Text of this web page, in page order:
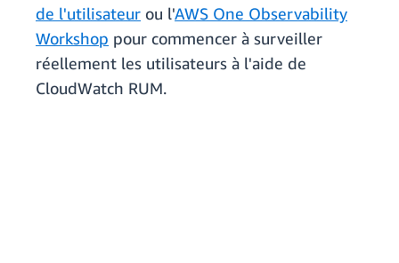
de l'utilisateur ou l'AWS One Observability
Workshop pour commencer à surveiller
réellement les utilisateurs à l'aide de
CloudWatch RUM.